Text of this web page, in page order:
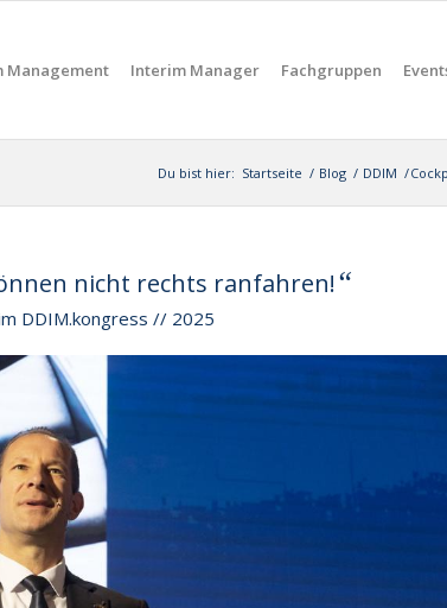
Management Interim Manager Fachgruppen
Du bist hier: Startseite / Blog / DDIM /
nicht rechts ranfahren!“
DDIM.kongress // 2025